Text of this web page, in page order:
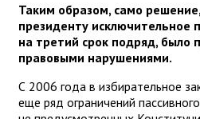
Таким образом, само
президенту исключительное
на третий срок подряд, было
правовыми нарушениями.
С 2006 года в избирательное
еще ряд ограничений